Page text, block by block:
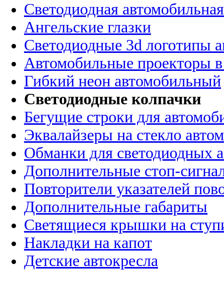
Светодиодная
Ангельские глазки
Светодиодные 3d логотипы
Автомобильные проекторы
Гибкий неон автомобильный
Светодиодные колпачки
Бегущие строки для
Эквалайзеры на стекло
Обманки для светодиодных
Дополнительные стоп-
Повторители указателей
Дополнительные габариты
Светящиеся крышки на
Накладки на капот
Детские автокресла